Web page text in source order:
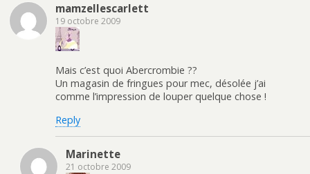
mamzellescarlett
19 octobre 2009
Mais c’est quoi Abercrombie ??
Un magasin de fringues pour mec, désolée j’ai
comme l’impression de louper quelque chose !
Reply
Marinette
21 octobre 2009